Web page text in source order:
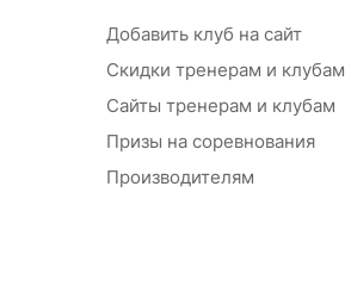
Добавить клуб на сайт
Скидки тренерам и клубам
Сайты тренерам и клубам
Призы на соревнования
Производителям